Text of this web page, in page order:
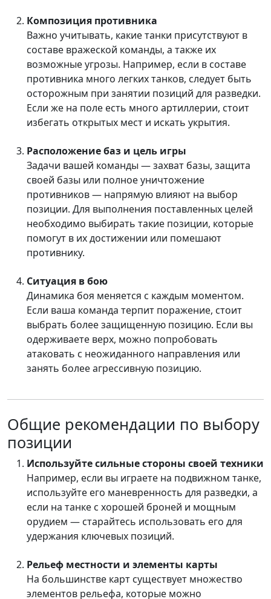
Композиция противника
Важно учитывать, какие танки присутствуют в
составе вражеской команды, а также их
возможные угрозы. Например, если в составе
противника много легких танков, следует быть
осторожным при занятии позиций для разведки.
Если же на поле есть много артиллерии, стоит
избегать открытых мест и искать укрытия.
Расположение баз и цель игры
Задачи вашей команды — захват базы, защита
своей базы или полное уничтожение
противников — напрямую влияют на выбор
позиции. Для выполнения поставленных целей
необходимо выбирать такие позиции, которые
помогут в их достижении или помешают
противнику.
Ситуация в бою
Динамика боя меняется с каждым моментом.
Если ваша команда терпит поражение, стоит
выбрать более защищенную позицию. Если вы
одерживаете верх, можно попробовать
атаковать с неожиданного направления или
занять более агрессивную позицию.
Общие рекомендации по выбору
позиции
Используйте сильные стороны своей техники
Например, если вы играете на подвижном танке,
используйте его маневренность для разведки, а
если на танке с хорошей броней и мощным
орудием — старайтесь использовать его для
удержания ключевых позиций.
Рельеф местности и элементы карты
На большинстве карт существует множество
элементов рельефа, которые можно